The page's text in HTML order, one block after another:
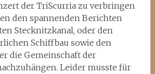
der TriScurria zu verbringen
den spannenden Berichten
Stecknitzkanal, oder den
Schiffbau sowie den
die Gemeinschaft der
Leider musste für